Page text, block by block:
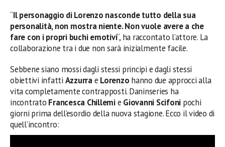
“Il personaggio di Lorenzo nasconde tutto della sua
personalità, non mostra niente. Non vuole avere a che
fare con i propri buchi emotivi“, ha raccontato l’attore. La
collaborazione tra i due non sarà inizialmente facile.
Sebbene siano mossi dagli stessi principi e dagli stessi
obiettivi infatti Azzurrae Lorenzo hanno due approcci alla
vita completamente contrapposti. Daninseries ha
incontrato Francesca Chillemie Giovanni Scifoni pochi
giorni prima dell’esordio della nuova stagione. Ecco il video di
quell’incontro: